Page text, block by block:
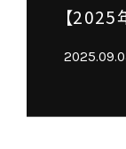
【2025